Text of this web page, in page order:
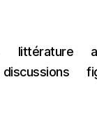
littérature
discussions